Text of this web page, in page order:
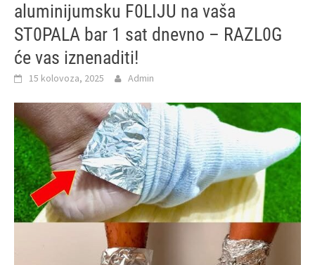
aluminijumsku F0LIJU na vaša
ST0PALA bar 1 sat dnevno – RAZL0G
će vas iznenaditi!
15 kolovoza, 2025 Admin